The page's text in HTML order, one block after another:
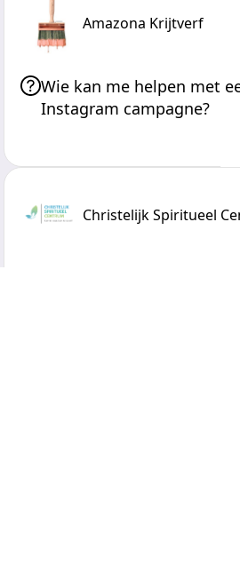
Amazona Krijtverf
Wie kan me helpen met
Instagram campagne?
Christelijk Spiritueel